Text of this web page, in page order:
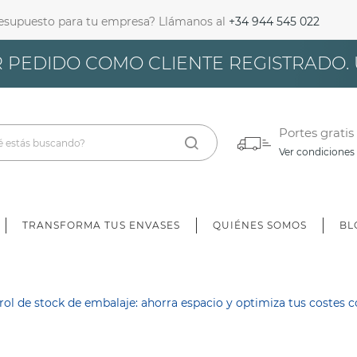
para tu empresa? Llámanos al +34 944 545 022
COMO CLIENTE REGISTRADO.
Portes gratis
Ver condiciones
TRANSFORMA TUS ENVASES QUIÉNES SOMOS
de stock de embalaje: ahorra espacio y optimiza tus costes
Sesión
iniciar sesión para guardar productos en tu lista de deseos.
Iniciar sesión